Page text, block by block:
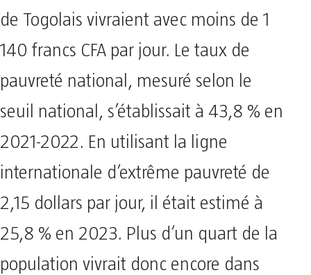
de Togolais vivraient avec moins de 1
140 francs CFA par jour. Le taux de
pauvreté national, mesuré selon le
seuil national, s’établissait à 43,8 % en
2021-2022. En utilisant la ligne
internationale d’extrême pauvreté de
2,15 dollars par jour, il était estimé à
25,8 % en 2023. Plus d’un quart de la
population vivrait donc encore dans